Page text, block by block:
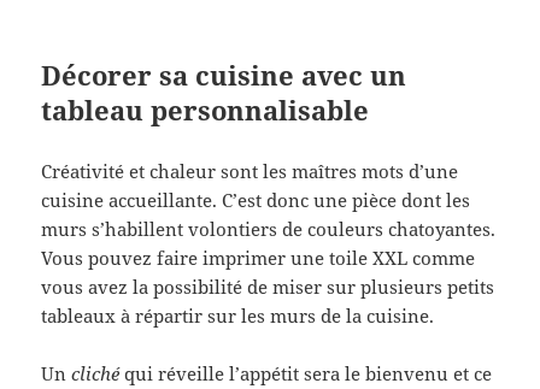
Décorer sa cuisine avec un
tableau personnalisable
Créativité et chaleur sont les maîtres mots d’une
cuisine accueillante. C’est donc une pièce dont les
murs s’habillent volontiers de couleurs chatoyantes.
Vous pouvez faire imprimer une toile XXL comme
vous avez la possibilité de miser sur plusieurs petits
tableaux à répartir sur les murs de la cuisine.
Un clichéqui réveille l’appétit sera le bienvenu et ce